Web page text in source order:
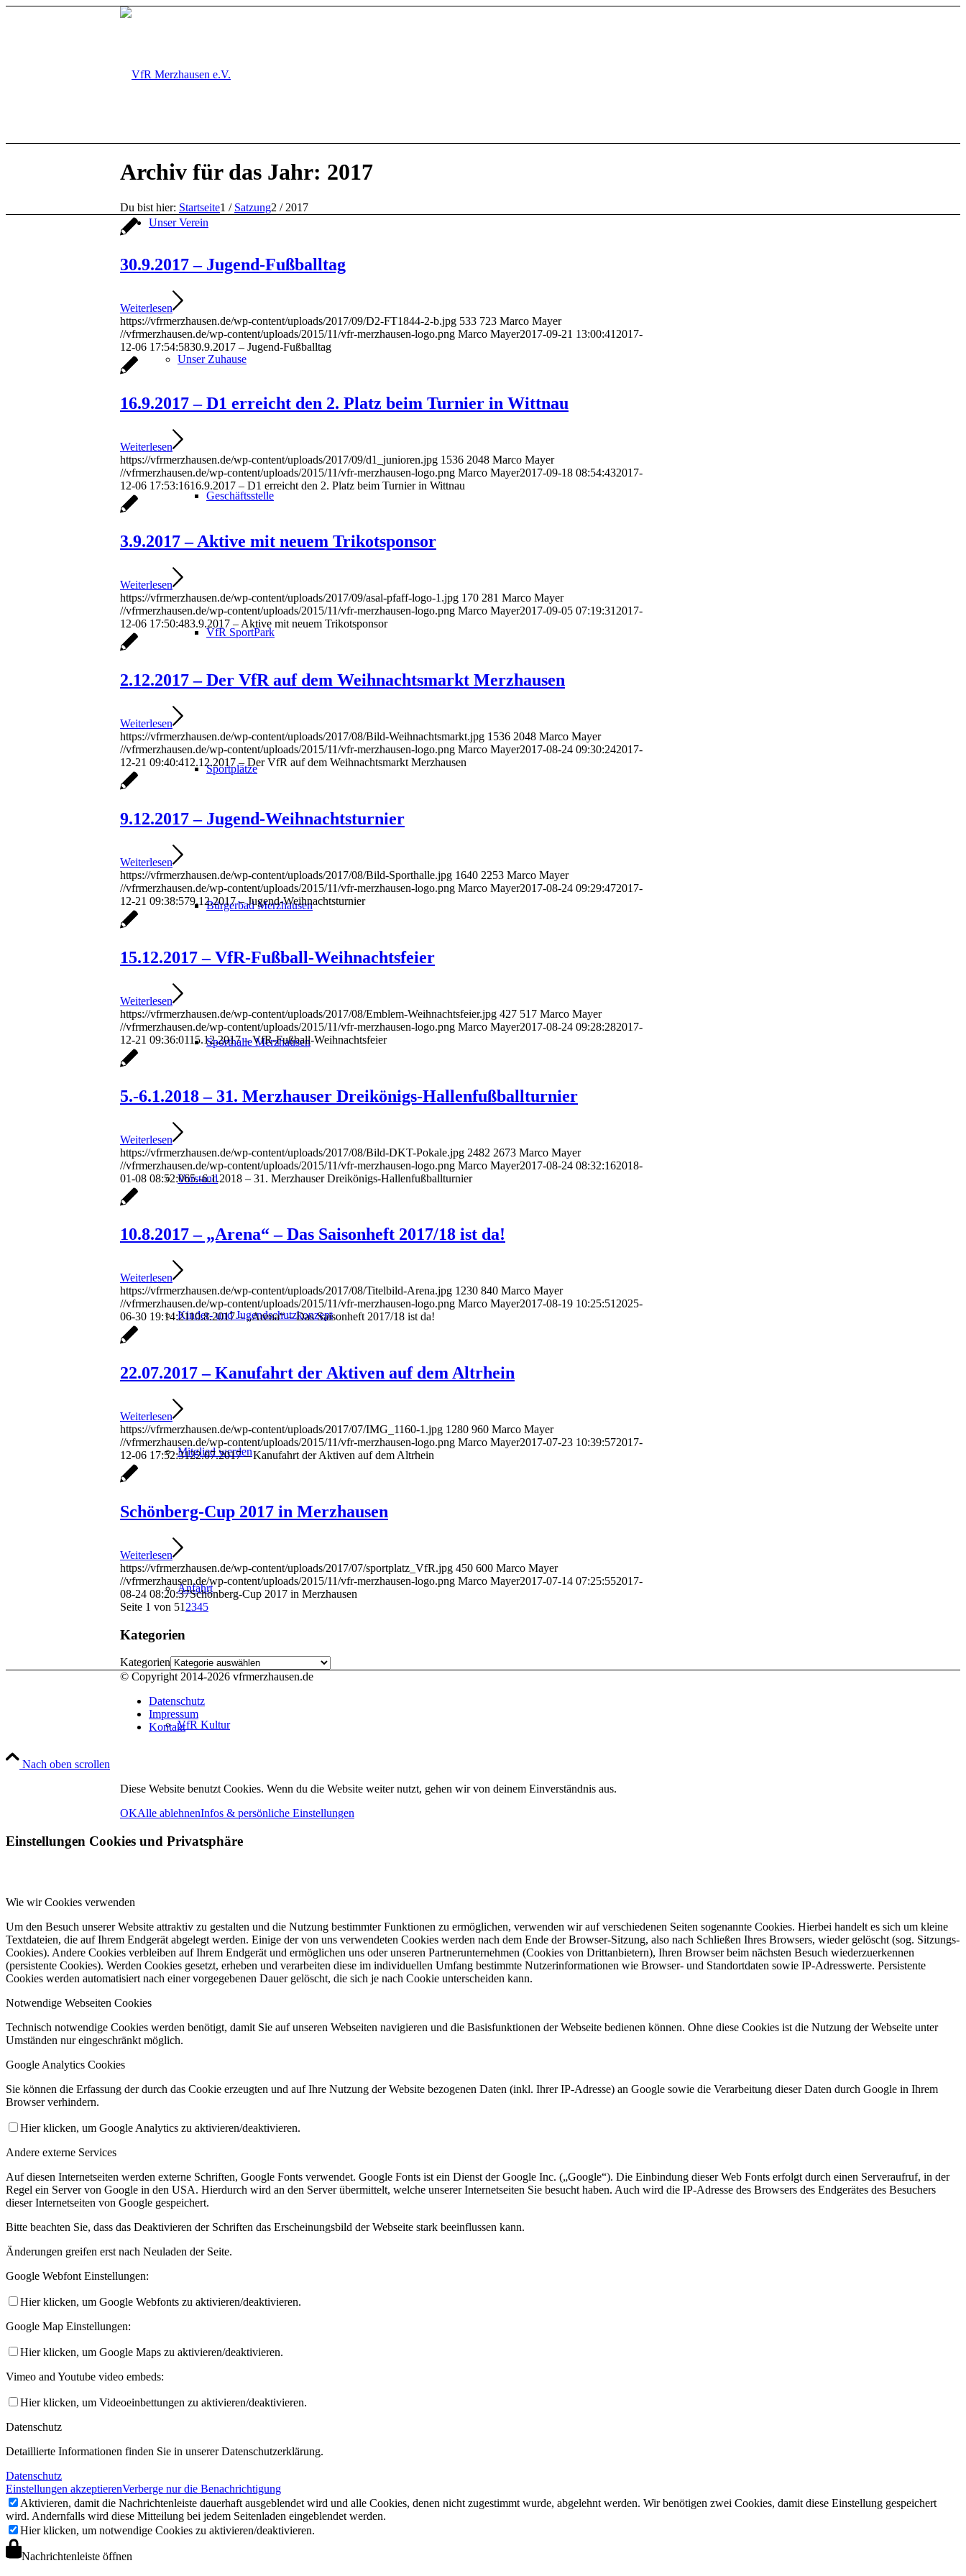
Unser Verein
Unser Zuhause
Geschäftsstelle
VfR SportPark
Sportplätze
Bürgerbad Merzhausen
Sporthalle Merzhausen
Vorstand
Kinder- und Jugendschutzkonzept
Mitglied werden
Anfahrt
VfR Kultur
Fußball
Aktuelles
Archiv für das Jahr: 2017
Du bist hier: Startseite1 / Satzung2 / 2017
30.9.2017 – Jugend-Fußballtag
Weiterlesen
https://vfrmerzhausen.de/wp-content/uploads/2017/09/D2-FT1844-2-b.jpg 533 723 Marco Mayer
//vfrmerzhausen.de/wp-content/uploads/2015/11/vfr-merzhausen-logo.png Marco Mayer2017-09-21 13:00:41 2017-
12-06 17:54:5830.9.2017 – Jugend-Fußballtag
16.9.2017 – D1 erreicht den 2. Platz beim Turnier in Wittnau
Weiterlesen
https://vfrmerzhausen.de/wp-content/uploads/2017/09/d1_junioren.jpg 1536 2048 Marco Mayer
//vfrmerzhausen.de/wp-content/uploads/2015/11/vfr-merzhausen-logo.png Marco Mayer2017-09-18 08:54:432017-
12-06 17:53:1616.9.2017 – D1 erreicht den 2. Platz beim Turnier in Wittnau
3.9.2017 – Aktive mit neuem Trikotsponsor
Weiterlesen
https://vfrmerzhausen.de/wp-content/uploads/2017/09/asal-pfaff-logo-1.jpg 170 281 Marco Mayer
//vfrmerzhausen.de/wp-content/uploads/2015/11/vfr-merzhausen-logo.png Marco Mayer2017-09-05 07:19:31 2017-
12-06 17:50:483.9.2017 – Aktive mit neuem Trikotsponsor
2.12.2017 – Der VfR auf dem Weihnachtsmarkt Merzhausen
Weiterlesen
https://vfrmerzhausen.de/wp-content/uploads/2017/08/Bild-Weihnachtsmarkt.jpg 1536 2048 Marco Mayer
//vfrmerzhausen.de/wp-content/uploads/2015/11/vfr-merzhausen-logo.png Marco Mayer2017-08-24 09:30:242017-
12-21 09:40:41 2.12.2017 – Der VfR auf dem Weihnachtsmarkt Merzhausen
9.12.2017 – Jugend-Weihnachtsturnier
Weiterlesen
https://vfrmerzhausen.de/wp-content/uploads/2017/08/Bild-Sporthalle.jpg 1640 2253 Marco Mayer
//vfrmerzhausen.de/wp-content/uploads/2015/11/vfr-merzhausen-logo.png Marco Mayer2017-08-24 09:29:472017-
12-21 09:38:579.12.2017 – Jugend-Weihnachtsturnier
15.12.2017 – VfR-Fußball-Weihnachtsfeier
Weiterlesen
https://vfrmerzhausen.de/wp-content/uploads/2017/08/Emblem-Weihnachtsfeier.jpg 427 517 Marco Mayer
//vfrmerzhausen.de/wp-content/uploads/2015/11/vfr-merzhausen-logo.png Marco Mayer2017-08-24 09:28:282017-
12-21 09:36:0115.12.2017 – VfR-Fußball-Weihnachtsfeier
5.-6.1.2018 – 31. Merzhauser Dreikönigs-Hallenfußballturnier
Weiterlesen
https://vfrmerzhausen.de/wp-content/uploads/2017/08/Bild-DKT-Pokale.jpg 2482 2673 Marco Mayer
//vfrmerzhausen.de/wp-content/uploads/2015/11/vfr-merzhausen-logo.png Marco Mayer2017-08-24 08:32:162018-
01-08 08:52:065.-6.1.2018 – 31. Merzhauser Dreikönigs-Hallenfußballturnier
10.8.2017 – „Arena“ – Das Saisonheft 2017/18 ist da!
Weiterlesen
https://vfrmerzhausen.de/wp-content/uploads/2017/08/Titelbild-Arena.jpg 1230 840 Marco Mayer
//vfrmerzhausen.de/wp-content/uploads/2015/11/vfr-merzhausen-logo.png Marco Mayer2017-08-19 10:25:51 2025-
06-30 19:14:2110.8.2017 – „Arena“ – Das Saisonheft 2017/18 ist da!
22.07.2017 – Kanufahrt der Aktiven auf dem Altrhein
Weiterlesen
https://vfrmerzhausen.de/wp-content/uploads/2017/07/IMG_1160-1.jpg 1280 960 Marco Mayer
//vfrmerzhausen.de/wp-content/uploads/2015/11/vfr-merzhausen-logo.png Marco Mayer2017-07-23 10:39:572017-
12-06 17:52:3122.07.2017 – Kanufahrt der Aktiven auf dem Altrhein
Schönberg-Cup 2017 in Merzhausen
Weiterlesen
https://vfrmerzhausen.de/wp-content/uploads/2017/07/sportplatz_VfR.jpg 450 600 Marco Mayer
//vfrmerzhausen.de/wp-content/uploads/2015/11/vfr-merzhausen-logo.png Marco Mayer2017-07-14 07:25:552017-
08-24 08:20:37Schönberg-Cup 2017 in Merzhausen
Seite 1 von 51 2345
Kategorien
Kategorien
© Copyright 2014-2026 vfrmerzhausen.de
Datenschutz
Impressum
Kontakt
Nach oben scrollen
Diese Website benutzt Cookies. Wenn du die Website weiter nutzt, gehen wir von deinem Einverständnis aus.
OKAlle ablehnenInfos & persönliche Einstellungen
Einstellungen Cookies und Privatsphäre
Wie wir Cookies verwenden
Um den Besuch unserer Website attraktiv zu gestalten und die Nutzung bestimmter Funktionen zu ermöglichen, verwenden wir auf verschiedenen Seiten sogenannte Cookies. Hierbei handelt es sich um kleine
Textdateien, die auf Ihrem Endgerät abgelegt werden. Einige der von uns verwendeten Cookies werden nach dem Ende der Browser-Sitzung, also nach Schließen Ihres Browsers, wieder gelöscht (sog. Sitzungs-
Cookies). Andere Cookies verbleiben auf Ihrem Endgerät und ermöglichen uns oder unseren Partnerunternehmen (Cookies von Drittanbietern), Ihren Browser beim nächsten Besuch wiederzuerkennen
(persistente Cookies). Werden Cookies gesetzt, erheben und verarbeiten diese im individuellen Umfang bestimmte Nutzerinformationen wie Browser- und Standortdaten sowie IP-Adresswerte. Persistente
Cookies werden automatisiert nach einer vorgegebenen Dauer gelöscht, die sich je nach Cookie unterscheiden kann.
Notwendige Webseiten Cookies
Technisch notwendige Cookies werden benötigt, damit Sie auf unseren Webseiten navigieren und die Basisfunktionen der Webseite bedienen können. Ohne diese Cookies ist die Nutzung der Webseite unter
Umständen nur eingeschränkt möglich.
Google Analytics Cookies
Sie können die Erfassung der durch das Cookie erzeugten und auf Ihre Nutzung der Website bezogenen Daten (inkl. Ihrer IP-Adresse) an Google sowie die Verarbeitung dieser Daten durch Google in Ihrem
Browser verhindern.
Hier klicken, um Google Analytics zu aktivieren/deaktivieren.
Andere externe Services
Auf diesen Internetseiten werden externe Schriften, Google Fonts verwendet. Google Fonts ist ein Dienst der Google Inc. („Google“). Die Einbindung dieser Web Fonts erfolgt durch einen Serveraufruf, in der
Regel ein Server von Google in den USA. Hierdurch wird an den Server übermittelt, welche unserer Internetseiten Sie besucht haben. Auch wird die IP-Adresse des Browsers des Endgerätes des Besuchers
dieser Internetseiten von Google gespeichert.
Bitte beachten Sie, dass das Deaktivieren der Schriften das Erscheinungsbild der Webseite stark beeinflussen kann.
Änderungen greifen erst nach Neuladen der Seite.
Google Webfont Einstellungen:
Hier klicken, um Google Webfonts zu aktivieren/deaktivieren.
Google Map Einstellungen:
Hier klicken, um Google Maps zu aktivieren/deaktivieren.
Vimeo and Youtube video embeds:
Hier klicken, um Videoeinbettungen zu aktivieren/deaktivieren.
Datenschutz
Detaillierte Informationen finden Sie in unserer Datenschutzerklärung.
Datenschutz
Einstellungen akzeptierenVerberge nur die Benachrichtigung
Aktivieren, damit die Nachrichtenleiste dauerhaft ausgeblendet wird und alle Cookies, denen nicht zugestimmt wurde, abgelehnt werden. Wir benötigen zwei Cookies, damit diese Einstellung gespeichert
wird. Andernfalls wird diese Mitteilung bei jedem Seitenladen eingeblendet werden.
Hier klicken, um notwendige Cookies zu aktivieren/deaktivieren.
Nachrichtenleiste öffnen